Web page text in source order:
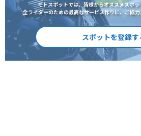
モトスポットでは、皆様からオススメスポ
全ライダーのための最高なサービス作りに、ご協力
スポットを登録す